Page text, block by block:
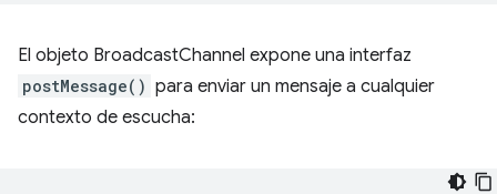
El objeto BroadcastChannel expone una interfaz
postMessage() para enviar un mensaje a cualquier
contexto de escucha: